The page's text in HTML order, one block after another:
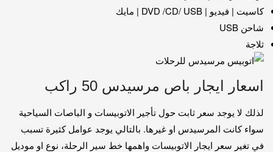
كاسيت | فيديو | DVD /CD/ USB | مايك
شاحن USB
ثلاجة
اسعار ايجار باص مرسيدس 50 راكب
لذلك لا يوجد سعر ثابت حول تأجير الاتوبيسات و الباصات السياحية
سواء كانت المرسيدس او غيرها. بالتالي يوجد عوامل كثيرة تسبب
في تغير سعر ايجار الاتوبيسات واهمها خط سير الرحلة، نوع او موديل